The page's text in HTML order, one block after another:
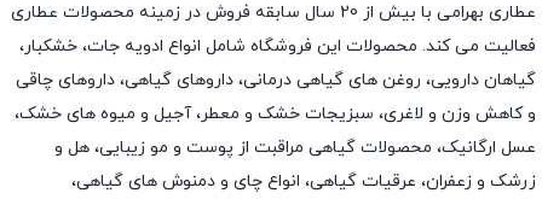
عطاری بهرامی با بیش از 20 سال سابقه فروش در زمینه محصولات عطاری
فعالیت می کند. محصولات این فروشگاه شامل انواع ادویه جات، خشکبار،
گیاهان دارویی، روغن های گیاهی درمانی، داروهای گیاهی، داروهای چاقی
و کاهش وزن و لاغری، سبزیجات خشک و معطر، آجیل و میوه های خشک،
عسل ارگانیک، محصولات گیاهی مراقبت از پوست و مو زیبایی، هل و
زرشک و زعفران، عرقیات گیاهی، انواع چای و دمنوش های گیاهی،